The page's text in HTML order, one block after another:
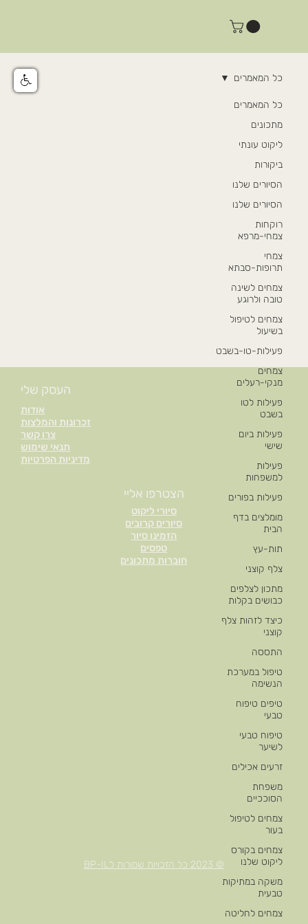
כל המאמרים
מתכונים
ליקוט עונתי
ביקורות
הסיורים שלנו
הסיורים שלנו
רוקחות
צמחי-מרפא
צמחי
תרופות-סבתא
צמחים לשינה
טובה ולרוגע
צמחים לטיפול
בשיעול
פעילות-טו-בשבט
צמחים
מנקי-רעלים
פעילות לטו
בשבט
פעילות ביום
שישי
פעילות
למשפחות
פעילות בפורים
מומלצים בדף
הבית
תות-עץ
צלף קוצני
מתכון לצלפים
כבושים בקלות
כיצד לזהות צלף
קוצני
התססה
טיפול במערכת
הנשימה
טיפים טיפוח
טבעי
טיפוח טבעי
לשיער
זרעים אכילים
משפחת
הסוככיים
צמחים לטיפול
בעור
צמחים בקורס
ליקוט שלנו
משקה במתיקות
טבעית
צמחים לחליטה
כל המאמרים
אודות
זכרונות והמלצות
צרו קשר
תנאי שימוש
מדיניות הפרטיות
העסק שלי
סיורי ליקוט
סיורים קרובים
הזמינו סיור
טפסים
חוברות מתכונים
הצטרפו אליי
© 2023 כל הזכויות שמורות לBP-IL